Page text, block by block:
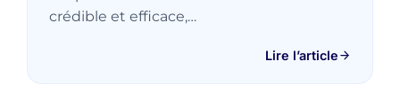
crédible et efficace,…
Lire l’article